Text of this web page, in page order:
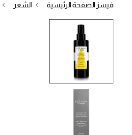
فيسز الصفحة الرئيسية الشعر